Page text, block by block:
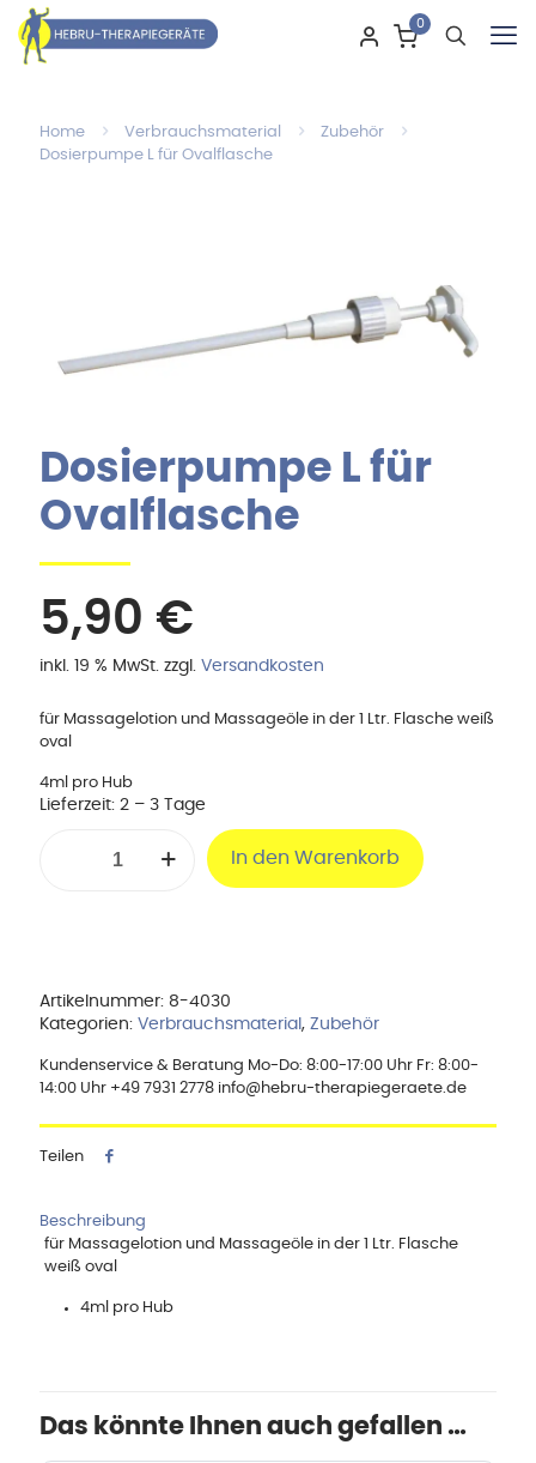
0
Home Verbrauchsmaterial
Zubehör
Dosierpumpe L für Ovalflasche
Dosierpumpe L für
Ovalflasche
5,90 €
inkl. 19 % MwSt. zzgl. Versandkosten
für Massagelotion und Massageöle in der 1 Ltr. Flasche weiß
oval
4ml pro Hub
Lieferzeit: 2 – 3 Tage
In den Warenkorb
Artikelnummer: 8-4030
Kategorien: Verbrauchsmaterial , Zubehör
Kundenservice & Beratung Mo-Do: 8:00-17:00 Uhr Fr: 8:00-
14:00 Uhr +49 7931 2778 info@hebru-therapiegeraete.de
Teilen
Beschreibung
für Massagelotion und Massageöle in der 1 Ltr. Flasche
weiß oval
4ml pro Hub
Das könnte Ihnen auch gefallen …